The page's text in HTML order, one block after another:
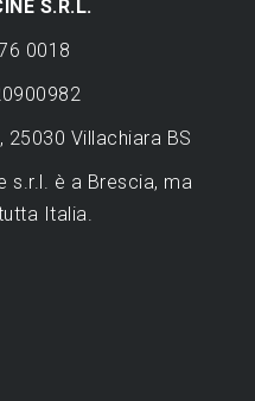
S.R.L.
0018
Villachiara BS
s.r.l. è a Brescia, ma
Italia.